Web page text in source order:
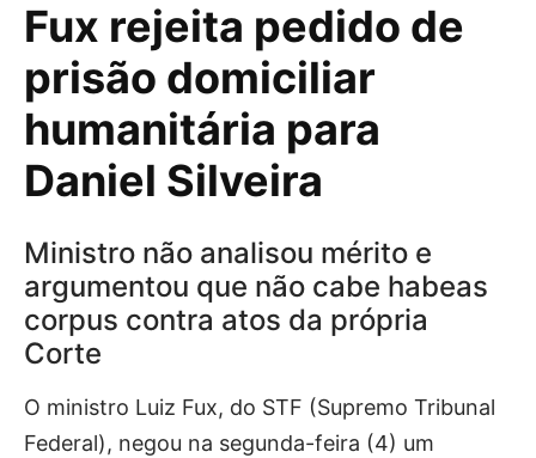
Fux rejeita pedido de
prisão domiciliar
humanitária para
Daniel Silveira
Ministro não analisou mérito e
argumentou que não cabe habeas
corpus contra atos da própria
Corte
O ministro Luiz Fux, do STF (Supremo Tribunal
Federal), negou na segunda-feira (4) um